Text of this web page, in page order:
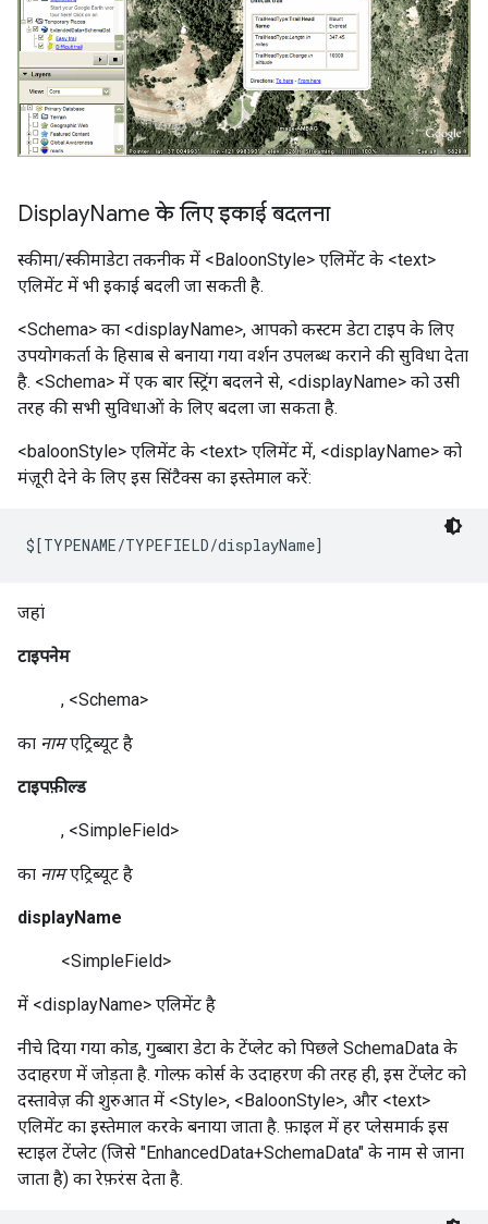
DisplayName के लिए इकाई बदलना
स्कीमा/स्कीमाडेटा तकनीक में <BaloonStyle> एलिमेंट के <text>
एलिमेंट में भी इकाई बदली जा सकती है.
<Schema> का <displayName>, आपको कस्टम डेटा टाइप के लिए
उपयोगकर्ता के हिसाब से बनाया गया वर्शन उपलब्ध कराने की सुविधा देता
है. <Schema> में एक बार स्ट्रिंग बदलने से, <displayName> को उसी
तरह की सभी सुविधाओं के लिए बदला जा सकता है.
<baloonStyle> एलिमेंट के <text> एलिमेंट में, <displayName> को
मंज़ूरी देने के लिए इस सिंटैक्स का इस्तेमाल करें:
$[TYPENAME/TYPEFIELD/displayName]
जहां
टाइपनेम
, <Schema>
का नामएट्रिब्यूट है
टाइपफ़ील्ड
, <SimpleField>
का नामएट्रिब्यूट है
displayName
<SimpleField>
में <displayName> एलिमेंट है
नीचे दिया गया कोड, गुब्बारा डेटा के टेंप्लेट को पिछले SchemaData के
उदाहरण में जोड़ता है. गोल्फ़ कोर्स के उदाहरण की तरह ही, इस टेंप्लेट को
दस्तावेज़ की शुरुआत में <Style>, <BaloonStyle>, और <text>
एलिमेंट का इस्तेमाल करके बनाया जाता है. फ़ाइल में हर प्लेसमार्क इस
स्टाइल टेंप्लेट (जिसे "EnhancedData+SchemaData" के नाम से जाना
जाता है) का रेफ़रंस देता है.